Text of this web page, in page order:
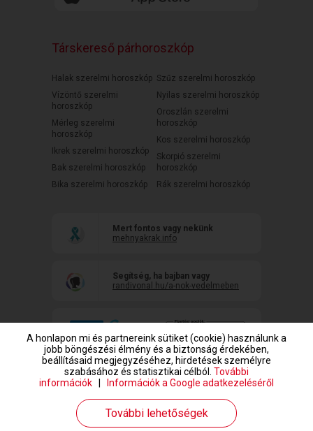
Társkereső párhoroszkóp
Halak szerelmi horoszkóp
Vízöntő szerelmi
horoszkóp
Mérleg szerelmi
horoszkóp
Ikrek szerelmi horoszkóp
Bak szerelmi horoszkóp
Bika szerelmi horoszkóp
Szűz szerelmi horoszkóp
Nyilas szerelmi horoszkóp
Oroszlán szerelmi
horoszkóp
Kos szerelmi horoszkóp
Skorpió szerelmi
horoszkóp
Rák szerelmi horoszkóp
Mert fontos vagy nekünk
mehnyakrak.info
Segítség, ha bajban vagy
randivonal.hu/a-nok-vedelmeben
www.randivonal.hu © Copyright 1999-2026 Dating Central Europe Zrt.
A honlapon mi és partnereink sütiket (cookie) használunk a
jobb böngészési élmény és a biztonság érdekében,
beállításaid megjegyzéséhez, hirdetések személyre
szabásához és statisztikai célból. További
információk
Információk a Google adatkezeléséről
További lehetőségek